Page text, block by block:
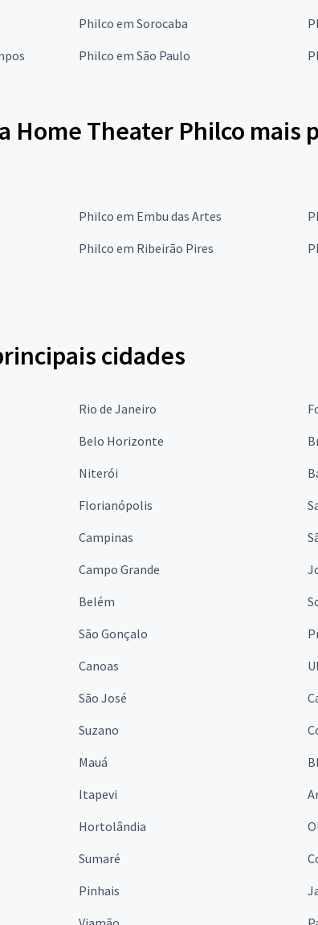
Philco em Sorocaba
Philco em São Paulo
Home Theater Philco mais
Philco em Embu das Artes
Philco em Ribeirão Pires
cidades
Rio de Janeiro
Belo Horizonte
Niterói
Florianópolis
Campinas
Campo Grande
Belém
São Gonçalo
Canoas
São José
Suzano
Mauá
Itapevi
Hortolândia
Sumaré
Pinhais